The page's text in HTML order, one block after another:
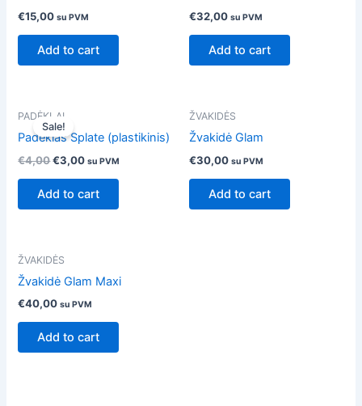
€15,00 su PVM
Add to cart
€32,00 su PVM
Add to cart
Sale!
PADĖKLAI
Padėklas Splate (plastikinis)
€4,00
price
was:
€4,00.
€3,00
is:
€3,00.
su PVM
Add to cart
ŽVAKIDĖS
Žvakidė Glam
€30,00 su PVM
Add to cart
ŽVAKIDĖS
Žvakidė Glam Maxi
€40,00 su PVM
Add to cart